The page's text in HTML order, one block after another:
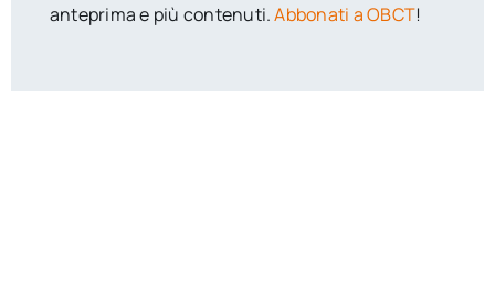
anteprima e più contenuti.Abbonati a OBCT!